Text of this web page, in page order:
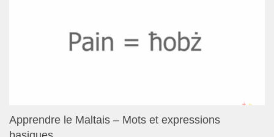
Apprendre le Maltais – Mots et expressions